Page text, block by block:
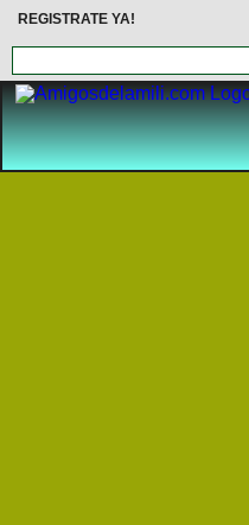
REGISTRATE YA!